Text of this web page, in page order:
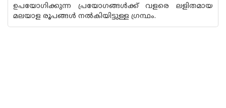
ഉപയോഗിക്കുന്ന പ്രയോഗങ്ങള്‍ക്ക് വളരെ ലളിതമായ
മലയാള രൂപങ്ങള്‍ നല്‍കിയിട്ടുള്ള ഗ്രന്ഥം.